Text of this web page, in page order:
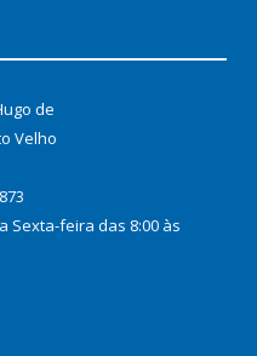
de
Velho
Sexta-feira das 8:00 às